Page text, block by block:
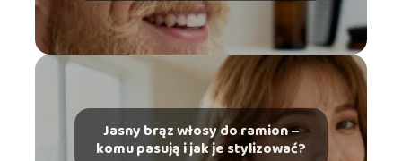
Jasny brąz włosy do ramion –
komu pasują i jak je stylizować?